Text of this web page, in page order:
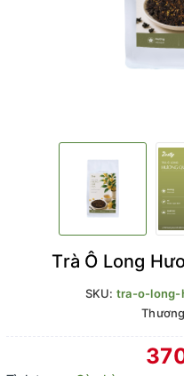
Trà Ô Long
SKU: tra-o-long-